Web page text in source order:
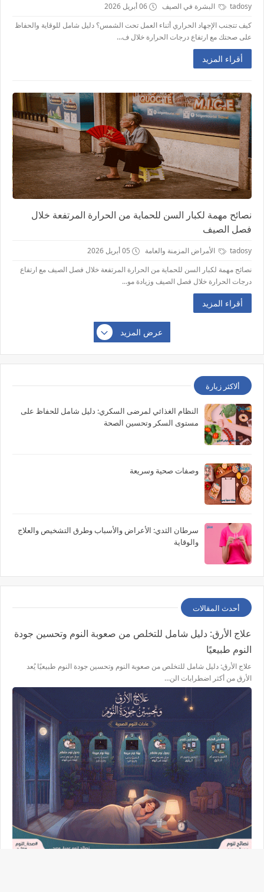
tadosy البشرة في الصيف
06 أبريل 2026
كيف تتجنب الإجهاد الحراري أثناء العمل تحت الشمس؟ دليل شامل للوقاية والحفاظ
على صحتك مع ارتفاع درجات الحرارة خلال ف...
أقراء المزيد
نصائح مهمة لكبار السن للحماية من الحرارة المرتفعة خلال
فصل الصيف
tadosy الأمراض المزمنة والعامة
05 أبريل 2026
نصائح مهمة لكبار السن للحماية من الحرارة المرتفعة خلال فصل الصيف مع ارتفاع
درجات الحرارة خلال فصل الصيف وزيادة مو...
أقراء المزيد
عرض المزيد
ألاكثر زيارة
النظام الغذائي لمرضى السكري: دليل شامل للحفاظ على
مستوى السكر وتحسين الصحة
وصفات صحية وسريعة
سرطان الثدي: الأعراض والأسباب وطرق التشخيص والعلاج
والوقاية
أحدث المقالات
علاج الأرق: دليل شامل للتخلص من صعوبة النوم وتحسين جودة
النوم طبيعيًا
علاج الأرق: دليل شامل للتخلص من صعوبة النوم وتحسين جودة النوم طبيعيًا يُعد
الأرق من أكثر اضطرابات الن…